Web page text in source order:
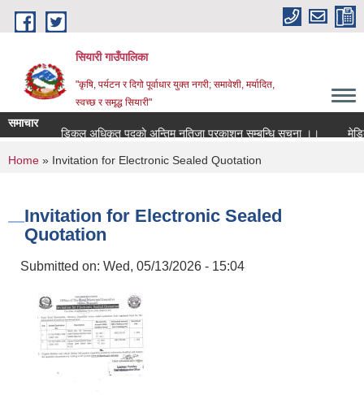
Skip to main content
सियारी गाउँपालिका
"कृषि, पर्यटन र दिगो पूर्वाधार युक्त नगरी; समावेशी, मर्यादित,
स्वच्छ र समृद्ध सियारी"
समाचार
मेडिकल अधिकृत पदकाे अन्तिम नतिजा प्रकाशन सम्बन्धि सुचना ।।
You are here
Home » Invitation for Electronic Sealed Quotation
Invitation for Electronic Sealed
Quotation
Submitted on: Wed, 05/13/2026 - 15:04